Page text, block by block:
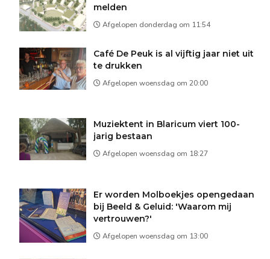
melden
Afgelopen donderdag om 11:54
Café De Peuk is al vijftig jaar niet uit
te drukken
Afgelopen woensdag om 20:00
Muziektent in Blaricum viert 100-
jarig bestaan
Afgelopen woensdag om 18:27
Er worden Molboekjes opengedaan
bij Beeld & Geluid: 'Waarom mij
vertrouwen?'
Afgelopen woensdag om 13:00